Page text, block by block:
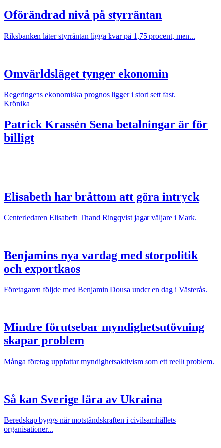
Oförändrad nivå på styrräntan
Riksbanken låter styrräntan ligga kvar på 1,75 procent, men...
Omvärldsläget tynger ekonomin
Regeringens ekonomiska prognos ligger i stort sett fast.
Krönika
Patrick Krassén Sena betalningar är för
billigt
Elisabeth har bråttom att göra intryck
Centerledaren Elisabeth Thand Ringqvist jagar väljare i Mark.
Benjamins nya vardag med storpolitik
och exportkaos
Företagaren följde med Benjamin Dousa under en dag i Västerås.
Mindre förutsebar myndighetsutövning
skapar problem
Många företag uppfattar myndighetsaktivism som ett reellt problem.
Så kan Sverige lära av Ukraina
Beredskap byggs när motståndskraften i civilsamhällets
organisationer...